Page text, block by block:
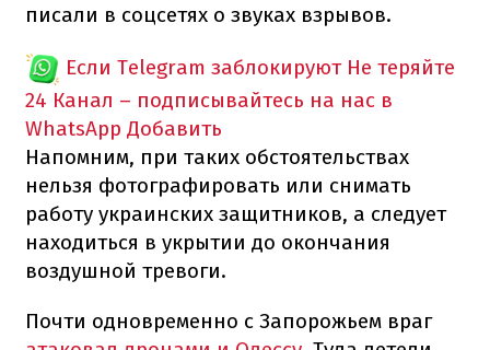
писали в соцсетях о звуках взрывов.
Если Telegram заблокируют Не теряйте
24 Канал – подписывайтесь на нас в
WhatsApp Добавить
Напомним, при таких обстоятельствах
нельзя фотографировать или снимать
работу украинских защитников, а следует
находиться в укрытии до окончания
воздушной тревоги.
Почти одновременно с Запорожьем враг